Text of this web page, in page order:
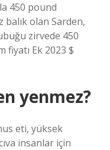
450 pound
balık olan Sarden,
zirvede 450
fiyatı Ek 2023 $
yenmez?
eti, yüksek
insanlar için